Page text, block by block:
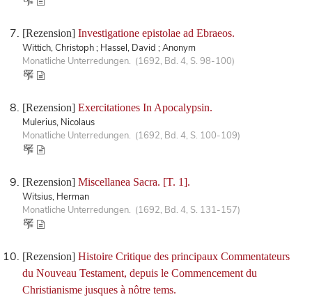
[Rezension] Investigatione epistolae ad Ebraeos.
Wittich, Christoph ; Hassel, David ; Anonym
Monatliche Unterredungen. (1692, Bd. 4, S. 98-100)
[Rezension] Exercitationes In Apocalypsin.
Mulerius, Nicolaus
Monatliche Unterredungen. (1692, Bd. 4, S. 100-109)
[Rezension] Miscellanea Sacra. [T. 1].
Witsius, Herman
Monatliche Unterredungen. (1692, Bd. 4, S. 131-157)
[Rezension] Histoire Critique des principaux Commentateurs
du Nouveau Testament, depuis le Commencement du
Christianisme jusques à nôtre tems.